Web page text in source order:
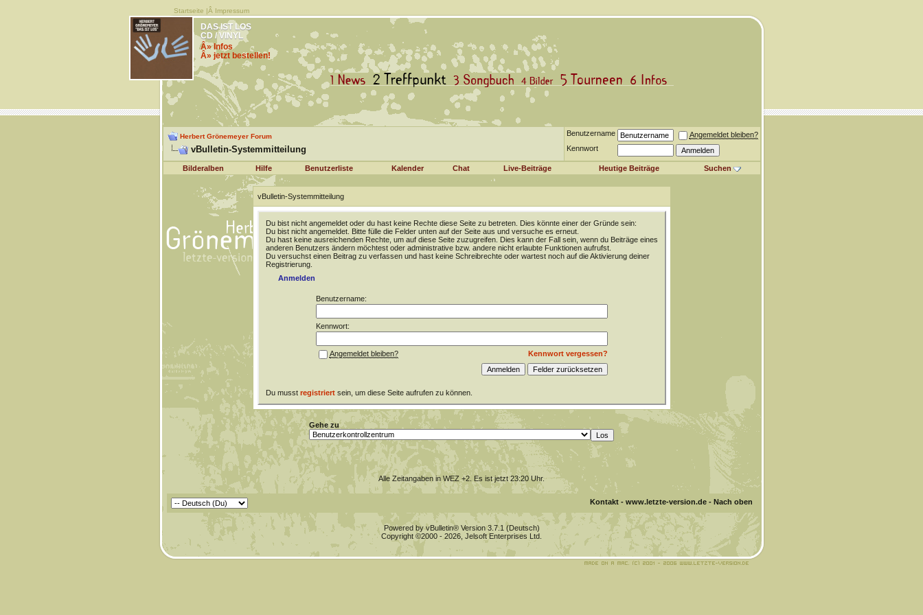
Startseite |Â Impressum
DAS IST LOS
CD / VINYL
Â» Infos
Â» jetzt bestellen!
Herbert Grönemeyer Forum
vBulletin-Systemmitteilung
Benutzername
Angemeldet bleiben?
Kennwort
Bilderalben Hilfe Benutzerliste Kalender Chat Live-Beiträge Heutige Beiträge Suchen
vBulletin-Systemmitteilung
Du bist nicht angemeldet oder du hast keine Rechte diese Seite zu betreten. Dies könnte einer der Gründe sein:
Du bist nicht angemeldet. Bitte fülle die Felder unten auf der Seite aus und versuche es erneut.
Du hast keine ausreichenden Rechte, um auf diese Seite zuzugreifen. Dies kann der Fall sein, wenn du Beiträge eines
anderen Benutzers ändern möchtest oder administrative bzw. andere nicht erlaubte Funktionen aufrufst.
Du versuchst einen Beitrag zu verfassen und hast keine Schreibrechte oder wartest noch auf die Aktivierung deiner
Registrierung.
Anmelden
Benutzername:
Kennwort:
Kennwort vergessen?
Angemeldet bleiben?
Du musst registriertsein, um diese Seite aufrufen zu können.
Gehe zu
Alle Zeitangaben in WEZ +2. Es ist jetzt23:20Uhr.
Kontakt- www.letzte-version.de- Nach oben
Powered by vBulletin® Version 3.7.1 (Deutsch)
Copyright ©2000 - 2026, Jelsoft Enterprises Ltd.